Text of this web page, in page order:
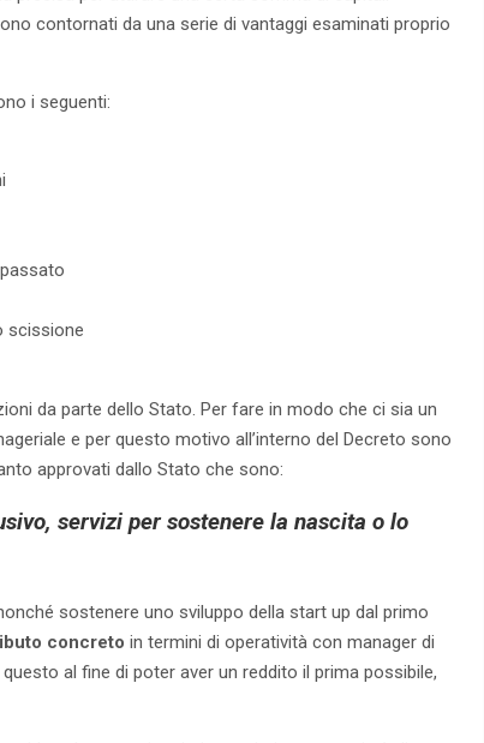
contornati da una serie di vantaggi esaminati proprio
i seguenti:
scissione
da parte dello Stato. Per fare in modo che ci sia un
e per questo motivo all’interno del Decreto sono
approvati dallo Stato che sono:
servizi per sostenere la nascita o lo
sostenere uno sviluppo della start up dal primo
concreto in termini di operatività con manager di
al fine di poter aver un reddito il prima possibile,